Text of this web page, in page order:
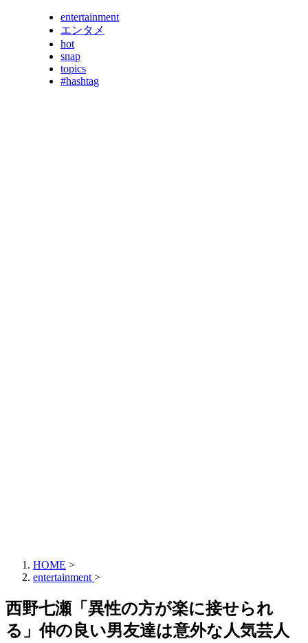
entertainment
エンタメ
hot
snap
topics
#hashtag
HOME >
entertainment >
西野七瀬「異性の方が楽に接せられ
る」仲の良い男友達は意外な人気芸人